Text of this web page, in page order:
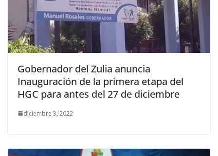
Gobernador del Zulia anuncia
Inauguración de la primera etapa del
HGC para antes del 27 de diciembre
diciembre 3, 2022